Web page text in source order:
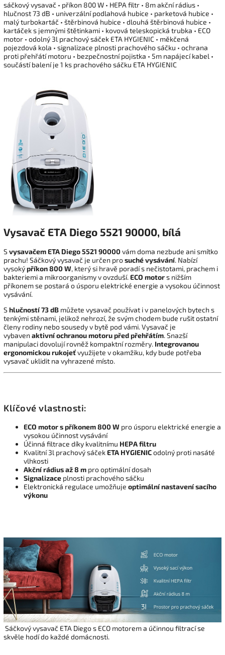
sáčkový vysavač • příkon 800 W • HEPA filtr • 8m akční rádius •
hlučnost 73 dB • univerzální podlahová hubice • parketová hubice •
malý turbokartáč • štěrbinová hubice • dlouhá štěrbinová hubice •
kartáček s jemnými štětinkami • kovová teleskopická trubka • ECO
motor • odolný 3l prachový sáček ETA HYGIENIC • měkčená
pojezdová kola • signalizace plnosti prachového sáčku • ochrana
proti přehřátí motoru • bezpečnostní pojistka • 5m napájecí kabel •
součástí balení je 1 ks prachového sáčku ETA HYGIENIC
Vysavač ETA Diego 5521 90000, bílá
Svysavačem ETA Diego 5521 90000vám doma nezbude ani smítko
prachu! Sáčkový vysavač je určen prosuché vysávání. Nabízí
vysokýpříkon 800 W, který si hravě poradí s nečistotami, prachem i
bakteriemi a mikroorganismy v ovzduší.ECO motors nižším
příkonem se postará o úsporu elektrické energie a vysokou účinnost
vysávání.
Shlučností 73 dB můžete vysavač používat i v panelových bytech s
tenkými stěnami, jelikož nehrozí, že svým chodem bude rušit ostatní
členy rodiny nebo sousedy v bytě pod vámi. Vysavač je
vybaven aktivní ochranou motoru před přehřátím. Snazší
manipulaci dovolují rovněž kompaktní rozměry. Integrovanou
ergonomickou rukojeťvyužijete v okamžiku, kdy bude potřeba
vysavač uklidit na vyhrazené místo.
Klíčové vlastnosti:
ECO motor s příkonem 800 W pro úsporu elektrické energie a
vysokou účinnost vysávání
Účinná filtrace díky kvalitnímu HEPA filtru
Kvalitní 3l prachový sáčekETA HYGIENICodolný proti nasáté
vlhkosti
Akční rádius až 8 m pro optimální dosah
Signalizace plnosti prachového sáčku
Elektronická regulace umožňuje optimální nastavení sacího
výkonu
Sáčkový vysavač ETA Diego s ECO motorem a účinnou filtrací se
skvěle hodí do každé domácnosti.